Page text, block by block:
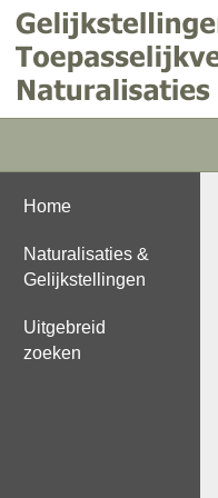
Home
Naturalisaties &
Gelijkstellingen
Uitgebreid
zoeken